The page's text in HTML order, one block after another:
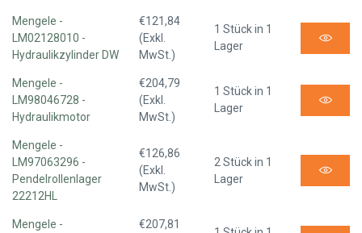
Mengele -
LM02128010 -
Hydraulikzylinder DW
€121,84
(Exkl.
MwSt.)
1 Stück in 1
Lager
Mengele -
LM98046728 -
Hydraulikmotor
€204,79
(Exkl.
MwSt.)
1 Stück in 1
Lager
Mengele -
LM97063296 -
Pendelrollenlager
22212HL
€126,86
(Exkl.
MwSt.)
2 Stück in 1
Lager
Mengele - €207,81